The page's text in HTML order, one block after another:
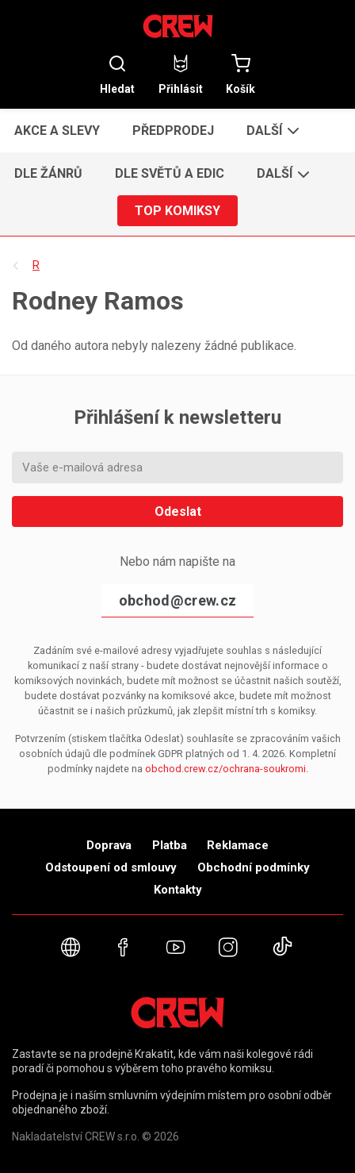
Hledat Přihlásit Košík
AKCE A SLEVY PŘEDPRODEJ DALŠÍ
DLE ŽÁNRŮ DLE SVĚTŮ A EDIC DALŠÍ
TOP KOMIKSY
R
Rodney Ramos
Od daného autora nebyly nalezeny žádné publikace.
Přihlášení k newsletteru
Odeslat
Nebo nám napište na
obchod@crew.cz
Zadáním své e-mailové adresy vyjadřujete souhlas s následující
komunikací z naší strany - budete dostávat nejnovější informace o
komiksových novinkách, budete mít možnost se účastnit našich soutěží,
budete dostávat pozvánky na komiksové akce, budete mít možnost
účastnit se i našich průzkumů, jak zlepšit místní trh s komiksy.
Potvrzením (stiskem tlačítka Odeslat) souhlasíte se zpracováním vašich
osobních údajů dle podmínek GDPR platných od 1. 4. 2026. Kompletní
podmínky najdete na obchod.crew.cz/ochrana-soukromi.
Doprava Platba
Reklamace
Odstoupení od smlouvy
Obchodní podmínky
Kontakty
Webové stránky
FacebookYouTubeInstagram
Zastavte se na prodejně Krakatit, kde vám naši kolegové rádi
poradí či pomohou s výběrem toho pravého komiksu.
Prodejna je i naším smluvním výdejním místem pro osobní odběr
objednaného zboží.
Nakladatelství CREW s.r.o. © 2026